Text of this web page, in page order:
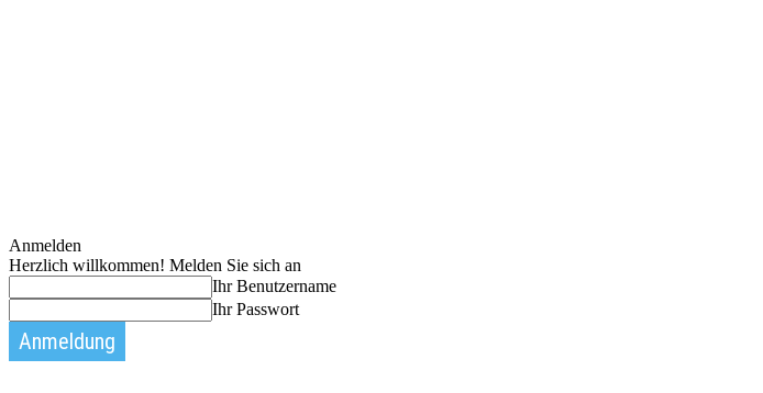
Anmelden
Herzlich willkommen! Melden Sie sich an
Ihr Benutzername
Ihr Passwort